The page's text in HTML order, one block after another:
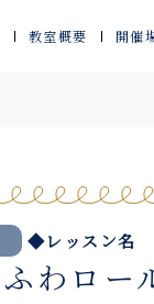
教室概要 開催
◆レッスン名
わロー